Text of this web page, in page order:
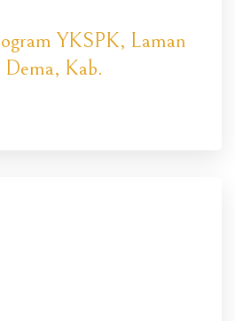
YKSPK, Laman
Kab.